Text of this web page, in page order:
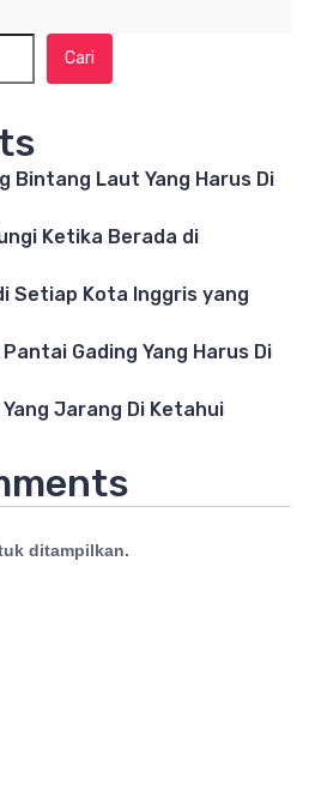
Cari
Bintang Laut Yang Harus Di
Ketika Berada di
Setiap Kota Inggris yang
Gading Yang Harus Di
Jarang Di Ketahui
ditampilkan.